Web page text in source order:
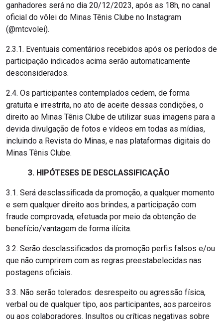
ganhadores será no dia 20/12/2023, após as 18h, no canal
oficial do vôlei do Minas Tênis Clube no Instagram
(@mtcvolei).
2.3.1. Eventuais comentários recebidos após os períodos de
participação indicados acima serão automaticamente
desconsiderados.
2.4. Os participantes contemplados cedem, de forma
gratuita e irrestrita, no ato de aceite dessas condições, o
direito ao Minas Tênis Clube de utilizar suas imagens para a
devida divulgação de fotos e vídeos em todas as mídias,
incluindo a Revista do Minas, e nas plataformas digitais do
Minas Tênis Clube.
3. HIPÓTESES DE DESCLASSIFICAÇÃO
3.1. Será desclassificada da promoção, a qualquer momento
e sem qualquer direito aos brindes, a participação com
fraude comprovada, efetuada por meio da obtenção de
benefício/vantagem de forma ilícita.
3.2. Serão desclassificados da promoção perfis falsos e/ou
que não cumprirem com as regras preestabelecidas nas
postagens oficiais.
3.3. Não serão tolerados: desrespeito ou agressão física,
verbal ou de qualquer tipo, aos participantes, aos parceiros
ou aos colaboradores. Insultos ou críticas negativas sobre